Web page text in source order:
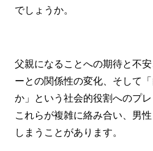
でしょうか。
父親になることへの期待と不
ーとの関係性の変化、そして
か」という社会的役割へのプレ
これらが複雑に絡み合い、男
しまうことがあります。